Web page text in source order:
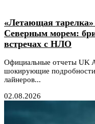
«Летающая
Северным морем:
встречах с НЛО
Официальные отчеты UK
шокирующие
лайнеров...
02.08.2026